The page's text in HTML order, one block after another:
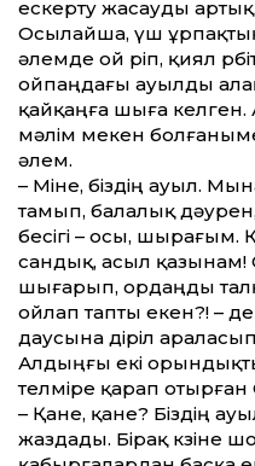
ескерту жасауды
Осылайша, үш ұрпақтың
әлемде ой өріп, қиял
ойпаңдағы ауылды
қайқаңға шыға келген.
мәлім мекен
әлем.
– Міне, біздің ауыл.
тамып, балалық
бесігі – осы, шырағым.
сандық, асыл
шығарып, ордаңды
ойлап тапты екен?! –
даусына діріл
Алдыңғы екі
телміре қарап отырған
– Қане, қане? Біздің
жаздады. Бірақ көзіне